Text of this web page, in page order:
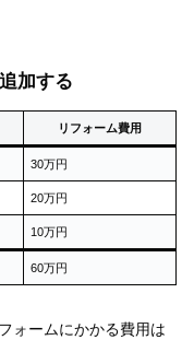
加する
リフォーム費用
30万円
20万円
10万円
60万円
ォームにかかる費用は